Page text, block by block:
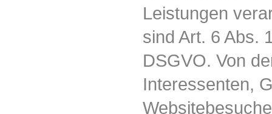
Leistungen
sind Art. 6 Abs.
DSGVO. Von
Interessenten,